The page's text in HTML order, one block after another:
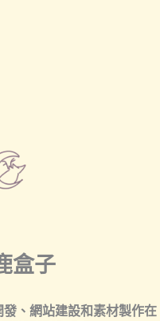
盒子
發、 網站建設和素材製作在